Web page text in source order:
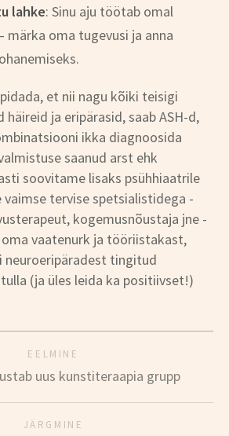
lahke: Sinu aju töötab omal
märka oma tugevusi ja anna
et nii nagu kõiki teisigi
häireid ja eripärasid, saab ASH-d,
ikka diagnoosida
saanud arst ehk
soovitame lisaks psühhiaatrile
tervise spetsialistidega -
kogemusnõustaja jne -
vaatenurk ja tööriistakast,
neuroeripäradest tingitud
(ja üles leida ka positiivset!)
EELMINE
uus kunstiteraapia grupp
JÄRGMINE